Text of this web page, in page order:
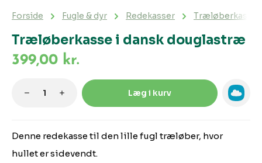
Træløberkasse i dansk douglastræ
Forside Fugle & dyr Redekasser Træløberkasse
Denne redekasse til den lille fugl træløber, hvor
hullet er sidevendt.
399,00 kr.
Produktmængde: Indtast den
Læg i kurv